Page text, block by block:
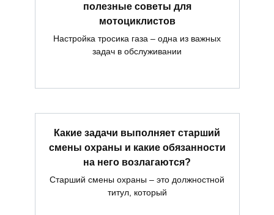
полезные советы для
мотоциклистов
Настройка тросика газа – одна из важных
задач в обслуживании
Какие задачи выполняет старший
смены охраны и какие обязанности
на него возлагаются?
Старший смены охраны – это должностной
титул, который